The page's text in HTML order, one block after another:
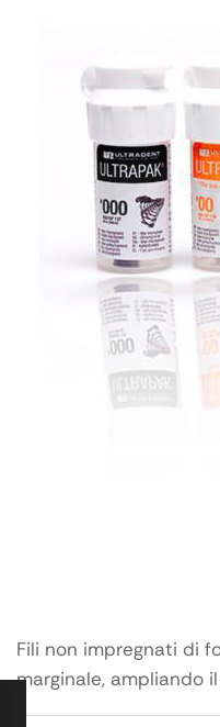
Fili non impregnati di
marginale, ampliando